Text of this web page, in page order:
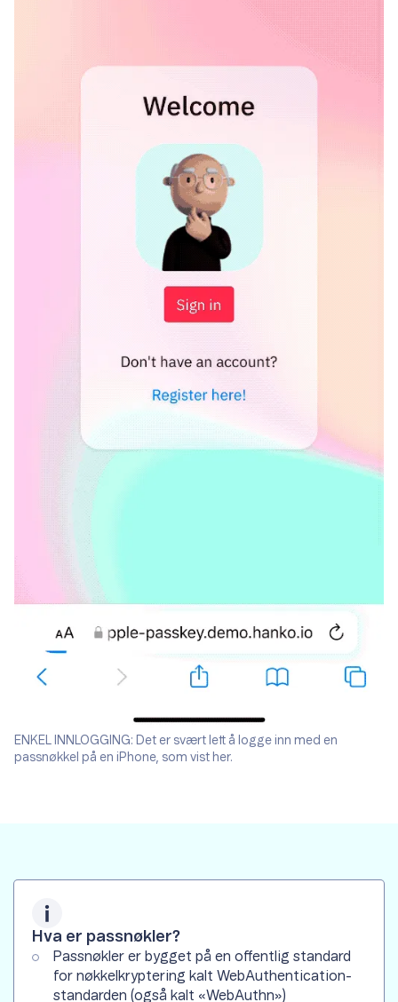
ENKEL INNLOGGING: Det er svært lett å logge inn med en
passnøkkel på en iPhone, som vist her.
Hva er passnøkler?
Passnøkler er bygget på en offentlig standard
for nøkkelkryptering kalt WebAuthentication-
standarden (også kalt «WebAuthn»)